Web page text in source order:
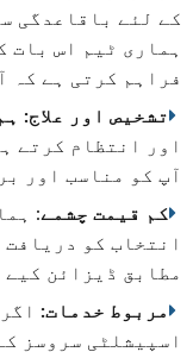
کے لئے باقاعدگی
ہماری ٹیم اس بات
فراہم کرتی ہے کہ
تشخیص اور علاج:
اور انتظام کرتے
آپ کو مناسب اور
کم قیمت چشمے:
انتخاب کو
مطابق ڈیزائن کیے
مربوط خدمات:
اسپیشلٹی سروسز